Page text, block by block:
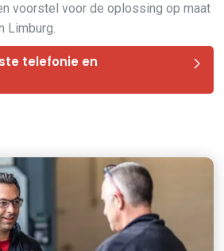
voorstel voor de oplossing op maat
Limburg.
telefonie en